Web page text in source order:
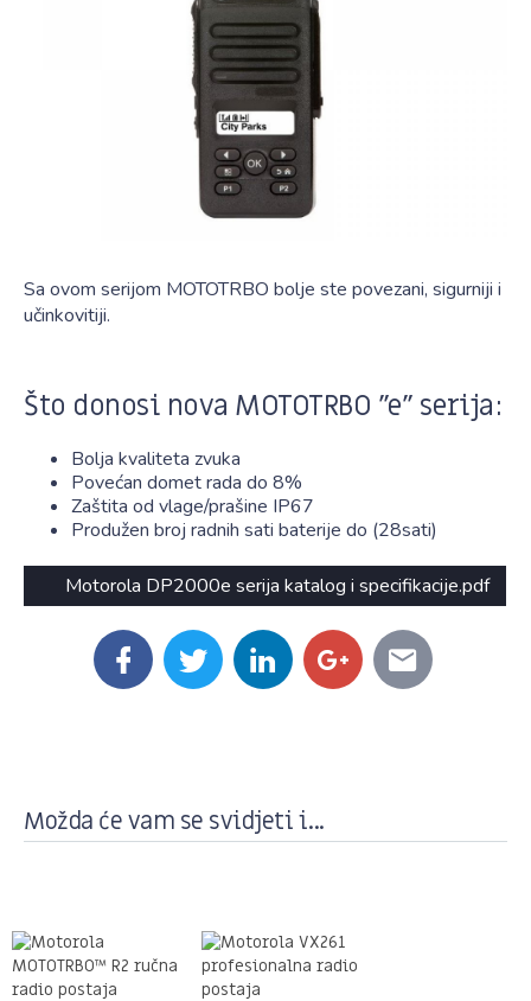
Sa ovom serijom MOTOTRBO bolje ste povezani, sigurniji i
učinkovitiji.
Što donosi nova MOTOTRBO "e" serija:
Bolja kvaliteta zvuka
Povećan domet rada do 8%
Zaštita od vlage/prašine IP67
Produžen broj radnih sati baterije do (28sati)
Motorola DP2000e serija katalog i specifikacije.pdf
Možda će vam se svidjeti i...